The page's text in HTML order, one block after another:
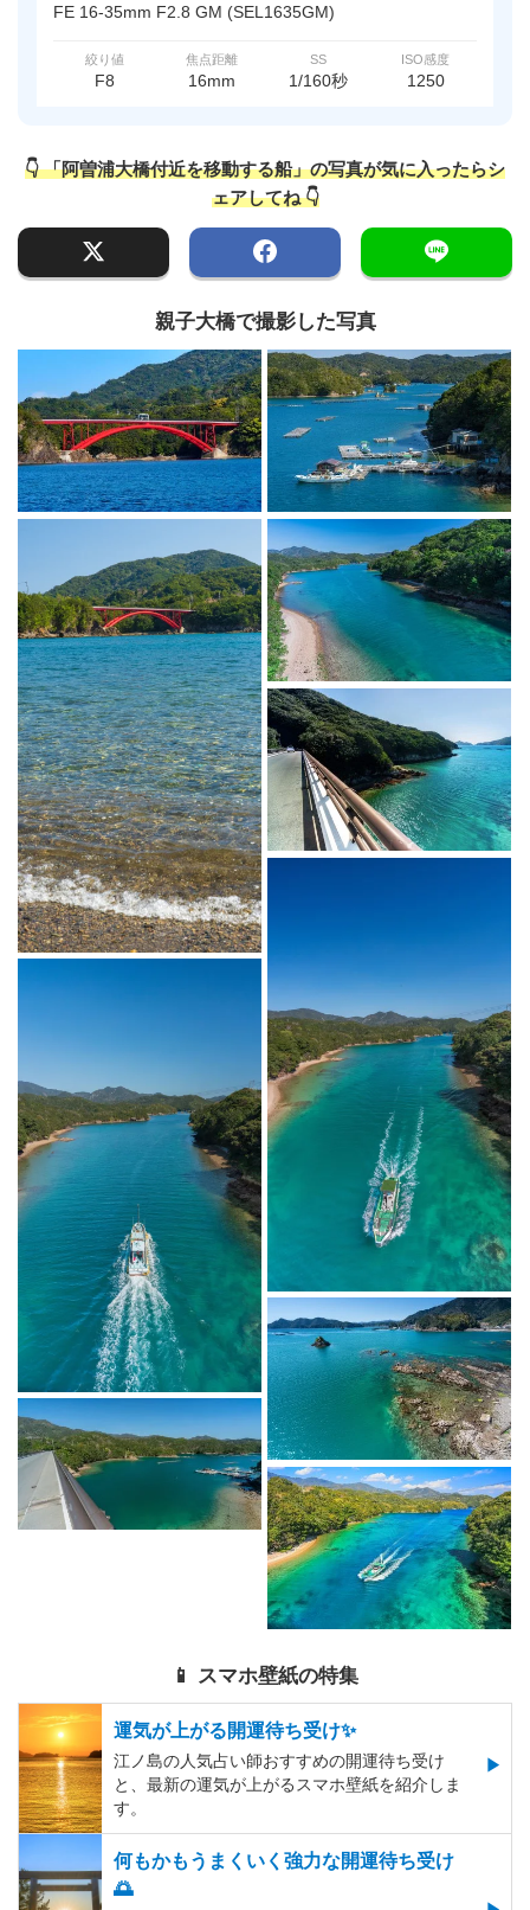
FE 16-35mm F2.8 GM (SEL1635GM)
絞り値
F8
焦点距離
16mm
SS
1/160秒
ISO感度
1250
👇 「阿曽浦大橋付近を移動する船」の写真が気に入ったらシ
ェアしてね 👇
親子大橋で撮影した写真
📱 スマホ壁紙の特集
運気が上がる開運待ち受け✨
江ノ島の人気占い師おすすめの開運待ち受け
と、最新の運気が上がるスマホ壁紙を紹介しま
す。
何もかもうまくいく強力な開運待ち受け
🌅